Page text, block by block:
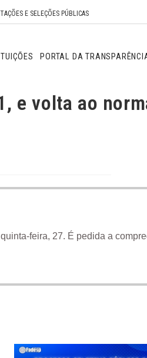
E SELEÇÕES PÚBLICAS
PORTAL DA
e volta ao
feira, 27. É pedida a